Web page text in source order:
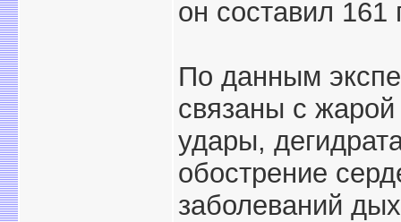
он составил
По данным
связаны с
удары,
обострение
заболеваний